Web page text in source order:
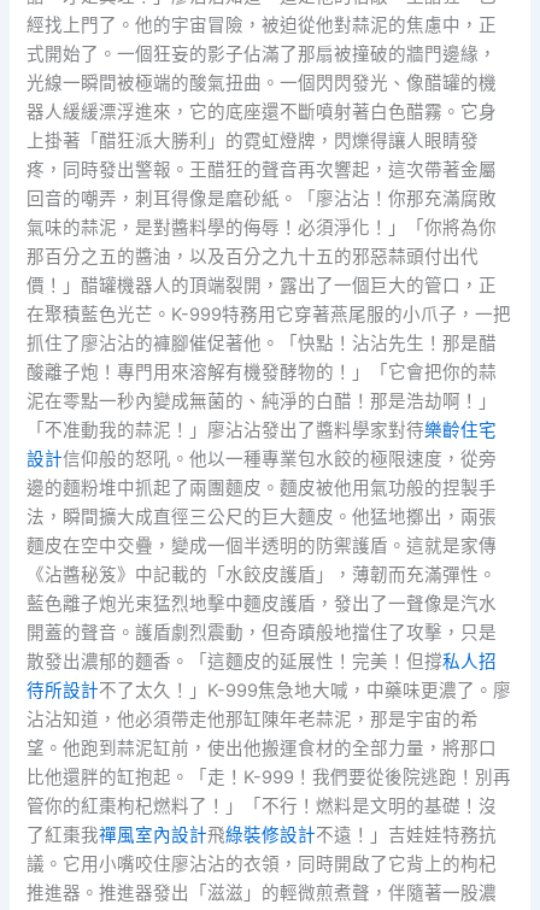
經找上門了。他的宇宙冒險，被迫從他對蒜泥的焦慮中，正
式開始了。一個狂妄的影子佔滿了那扇被撞破的牆門邊緣，
光線一瞬間被極端的酸氣扭曲。一個閃閃發光、像醋罐的機
器人緩緩漂浮進來，它的底座還不斷噴射著白色醋霧。它身
上掛著「醋狂派大勝利」的霓虹燈牌，閃爍得讓人眼睛發
疼，同時發出警報。王醋狂的聲音再次響起，這次帶著金屬
回音的嘲弄，刺耳得像是磨砂紙。「廖沾沾！你那充滿腐敗
氣味的蒜泥，是對醬料學的侮辱！必須淨化！」「你將為你
那百分之五的醬油，以及百分之九十五的邪惡蒜頭付出代
價！」醋罐機器人的頂端裂開，露出了一個巨大的管口，正
在聚積藍色光芒。K-999特務用它穿著燕尾服的小爪子，一把
抓住了廖沾沾的褲腳催促著他。「快點！沾沾先生！那是醋
酸離子炮！專門用來溶解有機發酵物的！」「它會把你的蒜
泥在零點一秒內變成無菌的、純淨的白醋！那是浩劫啊！」
「不准動我的蒜泥！」廖沾沾發出了醬料學家對待樂齡住宅
設計信仰般的怒吼。他以一種專業包水餃的極限速度，從旁
邊的麵粉堆中抓起了兩團麵皮。麵皮被他用氣功般的捏製手
法，瞬間擴大成直徑三公尺的巨大麵皮。他猛地擲出，兩張
麵皮在空中交疊，變成一個半透明的防禦護盾。這就是家傳
《沾醬秘笈》中記載的「水餃皮護盾」，薄韌而充滿彈性。
藍色離子炮光束猛烈地擊中麵皮護盾，發出了一聲像是汽水
開蓋的聲音。護盾劇烈震動，但奇蹟般地擋住了攻擊，只是
散發出濃郁的麵香。「這麵皮的延展性！完美！但撐私人招
待所設計不了太久！」K-999焦急地大喊，中藥味更濃了。廖
沾沾知道，他必須帶走他那缸陳年老蒜泥，那是宇宙的希
望。他跑到蒜泥缸前，使出他搬運食材的全部力量，將那口
比他還胖的缸抱起。「走！K-999！我們要從後院逃跑！別再
管你的紅棗枸杞燃料了！」「不行！燃料是文明的基礎！沒
了紅棗我禪風室內設計飛綠裝修設計不遠！」吉娃娃特務抗
議。它用小嘴咬住廖沾沾的衣領，同時開啟了它背上的枸杞
推進器。推進器發出「滋滋」的輕微煎煮聲，伴隨著一股濃